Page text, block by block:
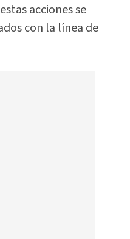
acciones se
con la línea de